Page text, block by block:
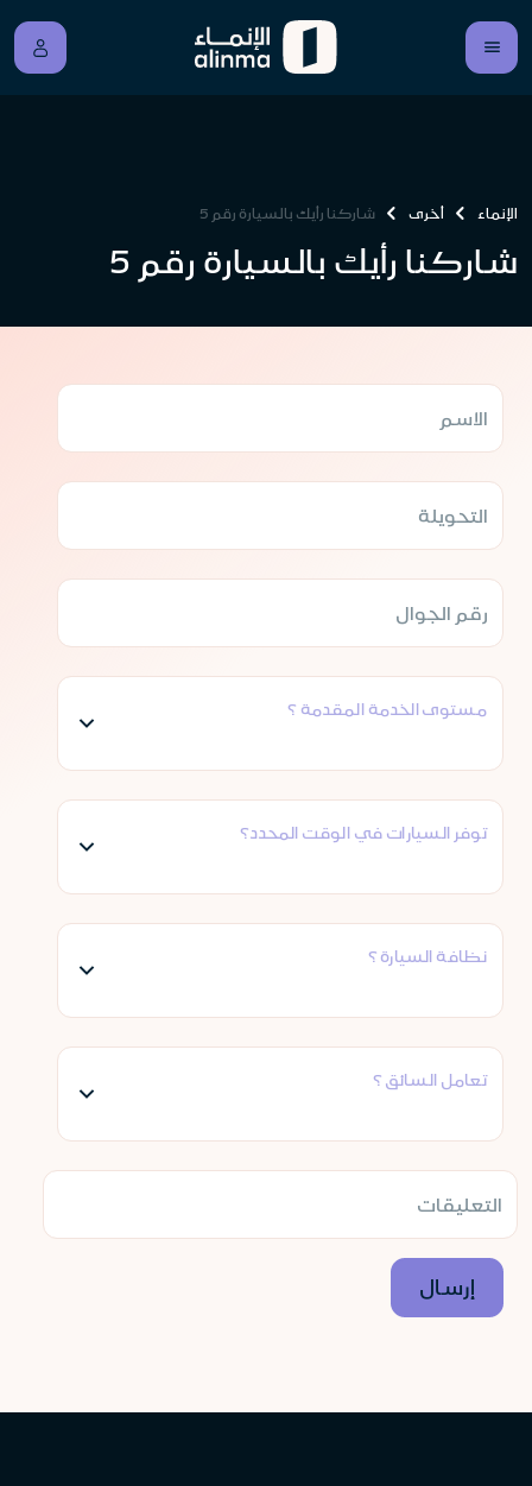
الإنماء أخرى شاركنا رأيك بالسيارة رقم 5
شاركنا رأيك بالسيارة رقم 5
مستوى الخدمة المقدمة ؟
توفر السيارات في الوقت المحدد؟
نظافة السيارة ؟
تعامل السائق ؟